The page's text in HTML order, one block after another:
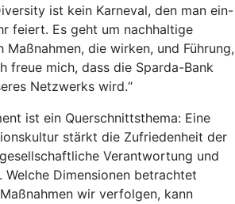
ist kein Karneval, den man ein-
feiert. Es geht um nachhaltige
Maßnahmen, die wirken, und Führung,
freue mich, dass die Sparda-Bank
Netzwerks wird.“
ist ein Querschnittsthema: Eine
stärkt die Zufriedenheit der
Verantwortung und
Dimensionen betrachtet
wir verfolgen, kann